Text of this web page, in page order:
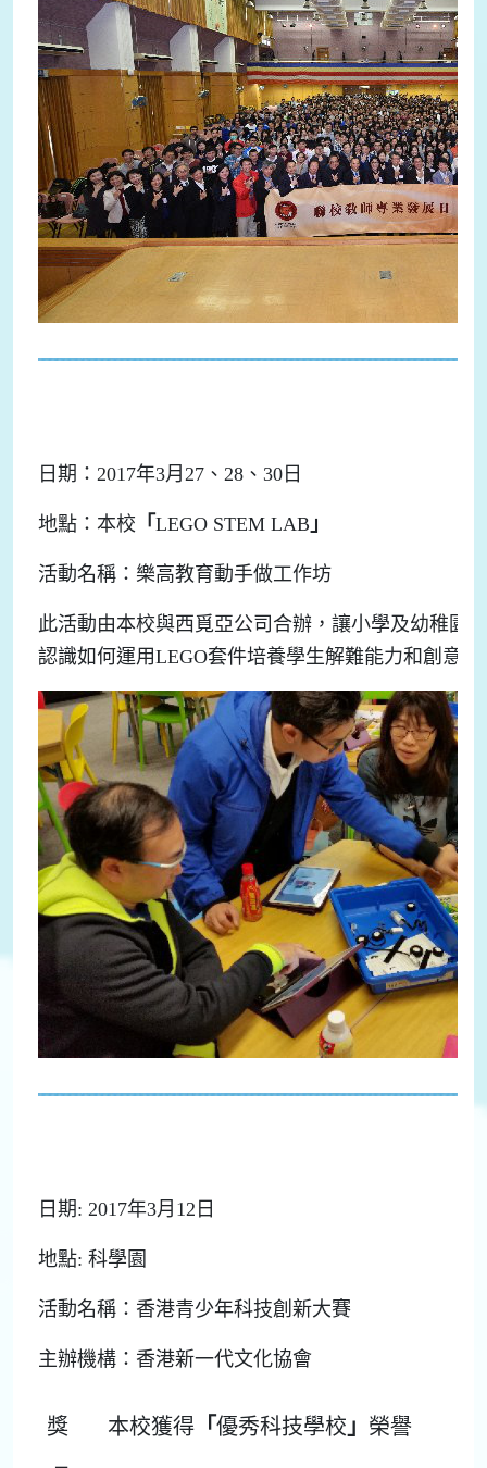
日期：2017年3月27、28、30日
地點：本校 「 LEGO STEM LAB 」
活動名稱：樂高教育動手做工作坊
此活動由本校與西覓亞公司合辦，讓小學及幼稚園
認識如何運用LEGO套件培養學生解難能力和創意思
日期: 2017年3月12日
地點: 科學園
活動名稱：香港青少年科技創新大賽
主辦機構：香港新一代文化協會
獎 本校獲得 「優秀科技學校」 榮譽